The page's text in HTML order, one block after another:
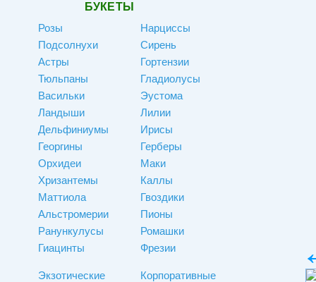
БУКЕТЫ
Розы
Подсолнухи
Астры
Тюльпаны
Васильки
Ландыши
Дельфиниумы
Георгины
Орхидеи
Хризантемы
Маттиола
Альстромерии
Ранункулусы
Гиацинты
Экзотические
Нарциссы
Сирень
Гортензии
Гладиолусы
Эустома
Лилии
Ирисы
Герберы
Маки
Каллы
Гвоздики
Пионы
Ромашки
Фрезии
Корпоративные